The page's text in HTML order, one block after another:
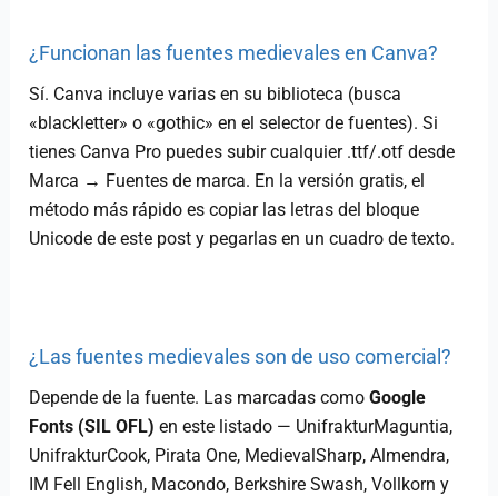
¿Funcionan las fuentes medievales en Canva?
Sí. Canva incluye varias en su biblioteca (busca
«blackletter» o «gothic» en el selector de fuentes). Si
tienes Canva Pro puedes subir cualquier .ttf/.otf desde
Marca → Fuentes de marca. En la versión gratis, el
método más rápido es copiar las letras del bloque
Unicode de este post y pegarlas en un cuadro de texto.
¿Las fuentes medievales son de uso comercial?
Depende de la fuente. Las marcadas comoGoogle
Fonts (SIL OFL) en este listado — UnifrakturMaguntia,
UnifrakturCook, Pirata One, MedievalSharp, Almendra,
IM Fell English, Macondo, Berkshire Swash, Vollkorn y